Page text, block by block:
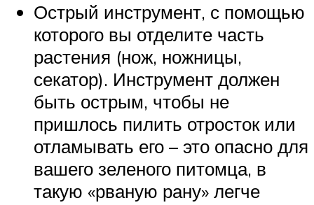
Острый инструмент, с помощью
которого вы отделите часть
растения (нож, ножницы,
секатор). Инструмент должен
быть острым, чтобы не
пришлось пилить отросток или
отламывать его – это опасно для
вашего зеленого питомца, в
такую «рваную рану» легче